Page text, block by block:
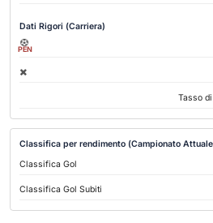
Dati Rigori (Carriera)
PEN
Tasso
Classifica per rendimento (Campionato
Classifica Gol
Classifica Gol Subiti